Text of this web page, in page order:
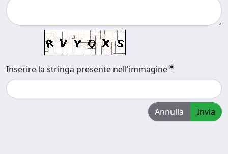
Inserire la stringa presente nell'immagine
Annulla Invia